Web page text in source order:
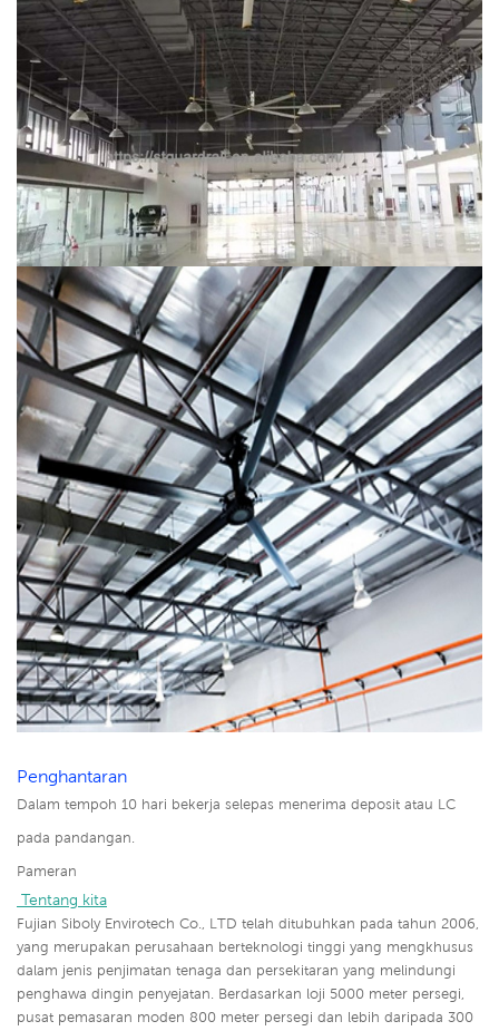
Penghantaran
Dalam tempoh 10 hari bekerja selepas menerima deposit atau LC
pada pandangan.
Pameran
Tentang kita
Fujian Siboly Envirotech Co., LTD telah ditubuhkan pada tahun 2006,
yang merupakan perusahaan berteknologi tinggi yang mengkhusus
dalam jenis penjimatan tenaga dan persekitaran yang melindungi
penghawa dingin penyejatan. Berdasarkan loji 5000 meter persegi,
pusat pemasaran moden 800 meter persegi dan lebih daripada 300